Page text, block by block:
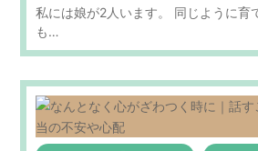
私には娘が2人います。 同じように育
も…